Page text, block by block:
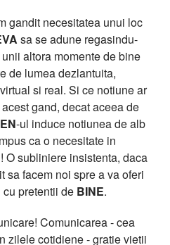
gandit necesitatea unui loc
sa se adune regasindu-
altora momente de bine
de lumea dezlantuita,
si real. Si ce notiune ar
gand, decat aceea de
-ul induce notiunea de alb
ca o necesitate in
O subliniere insistenta, daca
sa facem noi spre a va oferi
pretentii de BINE.
Comunicarea - cea
zilele cotidiene - gratie vietii